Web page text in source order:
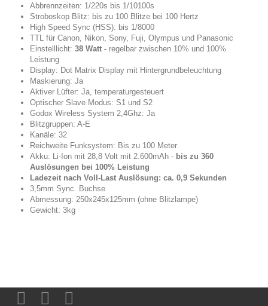
Abbrennzeiten: 1/220s bis 1/10100s
Stroboskop Blitz: bis zu 100 Blitze bei 100 Hertz
High Speed Sync (HSS): bis 1/8000
TTL für Canon, Nikon, Sony, Fuji, Olympus und Panasonic
Einstelllicht: 38 Watt - regelbar zwischen 10% und 100%
Leistung
Display: Dot Matrix Display mit Hintergrundbeleuchtung
Maskierung: Ja
Aktiver Lüfter: Ja, temperaturgesteuert
Optischer Slave Modus: S1 und S2
Godox Wireless System 2,4Ghz: Ja
Blitzgruppen: A-E
Kanäle: 32
Reichweite Funksystem: Bis zu 100 Meter
Akku: Li-Ion mit 28,8 Volt mit 2.600mAh - bis zu 360
Auslösungen bei 100% Leistung
Ladezeit nach Voll-Last Auslösung: ca. 0,9 Sekunden
3,5mm Sync. Buchse
Abmessung: 250x245x125mm (ohne Blitzlampe)
Gewicht: 3kg